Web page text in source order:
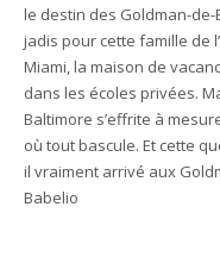
le destin des Goldman-
jadis pour cette famille de
Miami, la maison de
dans les écoles privées.
Baltimore s’effrite à
où tout bascule. Et cette
il vraiment arrivé aux
Babelio